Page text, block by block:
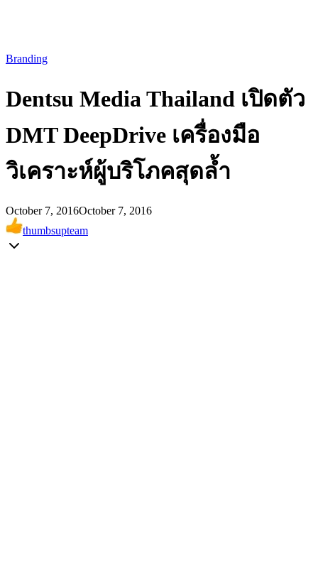
Branding
Dentsu Media Thailand เปิดตัว
DMT DeepDrive เครื่องมือ
วิเคราะห์ผู้บริโภคสุดล้ำ
October 7, 2016October 7, 2016
thumbsupteam